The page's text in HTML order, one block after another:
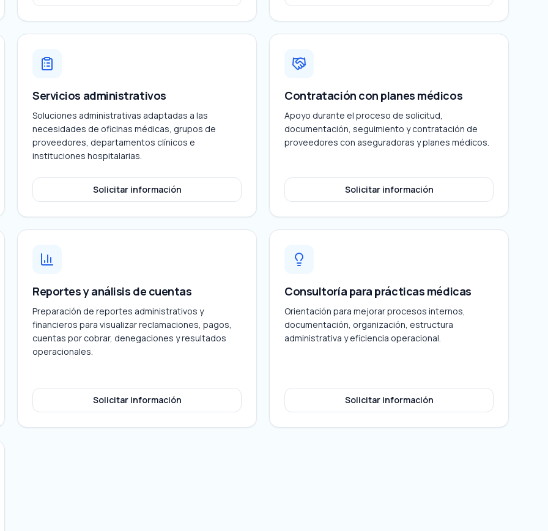
Servicios administrativos
Soluciones administrativas adaptadas a las
necesidades de oficinas médicas, grupos de
proveedores, departamentos clínicos e
instituciones hospitalarias.
Solicitar información
Contratación con planes médicos
Apoyo durante el proceso de solicitud,
documentación, seguimiento y contratación de
proveedores con aseguradoras y planes médicos.
Solicitar información
Reportes y análisis de cuentas
Preparación de reportes administrativos y
financieros para visualizar reclamaciones, pagos,
cuentas por cobrar, denegaciones y resultados
operacionales.
Solicitar información
Consultoría para prácticas médicas
Orientación para mejorar procesos internos,
documentación, organización, estructura
administrativa y eficiencia operacional.
Solicitar información